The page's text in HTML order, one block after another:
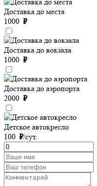
Доставка до места
1000 ₽
Доставка до вокзала
1000 ₽
Доставка до аэропорта
2000 ₽
Детское автокресло
100 ₽/сут.